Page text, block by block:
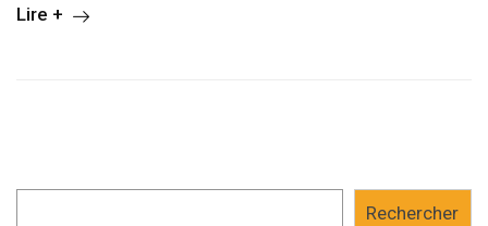
Lire +
Rechercher